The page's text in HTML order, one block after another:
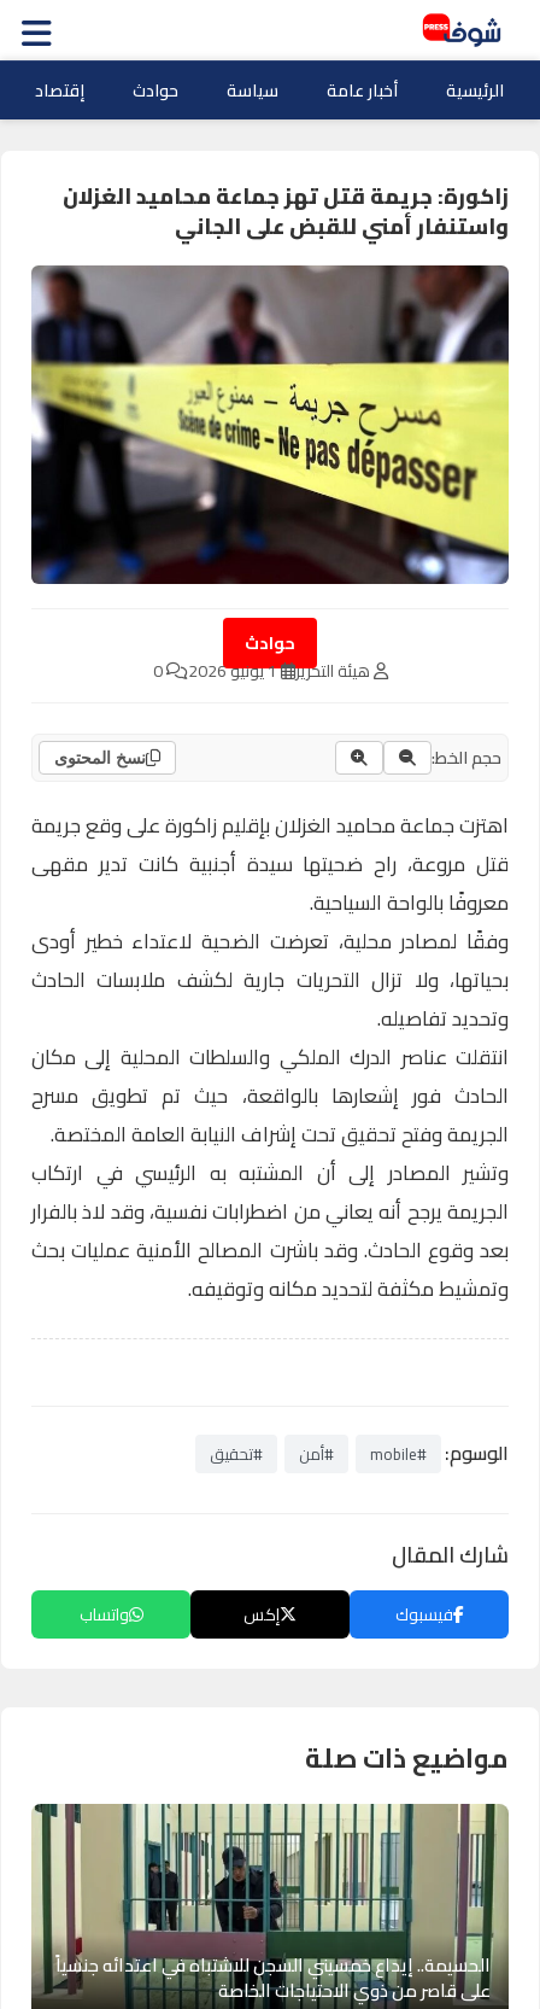
الرئيسية أخبار عامة سياسة حوادث إقتصاد
زاكورة: جريمة قتل تهز جماعة محاميد الغزلان
واستنفار أمني للقبض على الجاني
حوادث
هيئة التحرير 1 يونيو 2026 0
حجم الخط: نسخ المحتوى
اهتزت جماعة محاميد الغزلان بإقليم زاكورة على وقع جريمة
قتل مروعة، راح ضحيتها سيدة أجنبية كانت تدير مقهى
معروفًا بالواحة السياحية.
وفقًا لمصادر محلية، تعرضت الضحية لاعتداء خطير أودى
بحياتها، ولا تزال التحريات جارية لكشف ملابسات الحادث
وتحديد تفاصيله.
انتقلت عناصر الدرك الملكي والسلطات المحلية إلى مكان
الحادث فور إشعارها بالواقعة، حيث تم تطويق مسرح
الجريمة وفتح تحقيق تحت إشراف النيابة العامة المختصة.
وتشير المصادر إلى أن المشتبه به الرئيسي في ارتكاب
الجريمة يرجح أنه يعاني من اضطرابات نفسية، وقد لاذ بالفرار
بعد وقوع الحادث. وقد باشرت المصالح الأمنية عمليات بحث
وتمشيط مكثفة لتحديد مكانه وتوقيفه.
الوسوم: #mobile #أمن #تحقيق
شارك المقال
فيسبوك إكس واتساب
مواضيع ذات صلة
الحسيمة.. إيداع خمسيني السجن للاشتباه في اعتدائه جنسياً
على قاصر من ذوي الاحتياجات الخاصة